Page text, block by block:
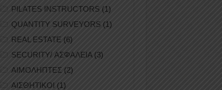
PILATES INSTRUCTORS (1)
QUANTITY SURVEYORS (1)
REAL ESTATE (6)
SECURITY/ ΑΣΦΑΛΕΙΑ(3)
ΑΙΜΟΛΗΠΤΕΣ (2)
ΑΙΣΘΗΤΙΚΟΙ (1)